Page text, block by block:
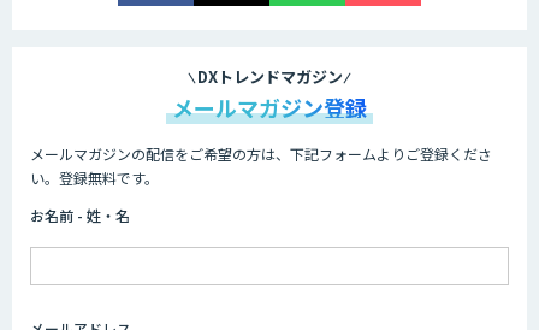
DXトレンドマガジン
メールマガジン登録
メールマガジンの配信をご希望の方は、下記フォームよりご登録くださ
い。登録無料です。
お名前 - 姓・名